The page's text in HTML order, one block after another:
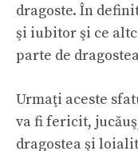
dragoste. În
şi iubitor şi ce
parte de
Urmaţi aceste
va fi fericit,
dragostea şi